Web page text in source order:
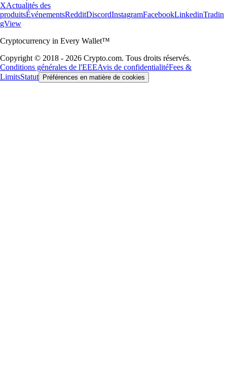
XActualités des
produitsÉvénementsRedditDiscordInstagramFacebookLinkedinTradin
gView
Cryptocurrency in Every Wallet™
Copyright © 2018 - 2026 Crypto.com. Tous droits réservés.
Conditions générales de l'EEEAvis de confidentialitéFees &
LimitsStatut Préférences en matière de cookies